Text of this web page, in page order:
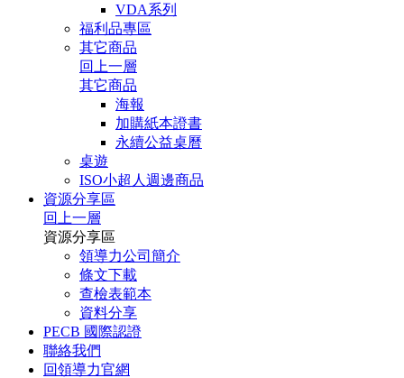
VDA系列
福利品專區
其它商品
回上一層
其它商品
海報
加購紙本證書
永續公益桌曆
桌遊
ISO小超人週邊商品
資源分享區
回上一層
資源分享區
領導力公司簡介
條文下載
查檢表範本
資料分享
PECB 國際認證
聯絡我們
回領導力官網